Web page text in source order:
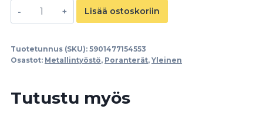
HSS
Cobalt
mm
Lisää ostoskoriin
Tuotetunnus (SKU): 5901477154553
Osastot: Metallintyöstö, Poranterät, Yleinen
Tutustu myös